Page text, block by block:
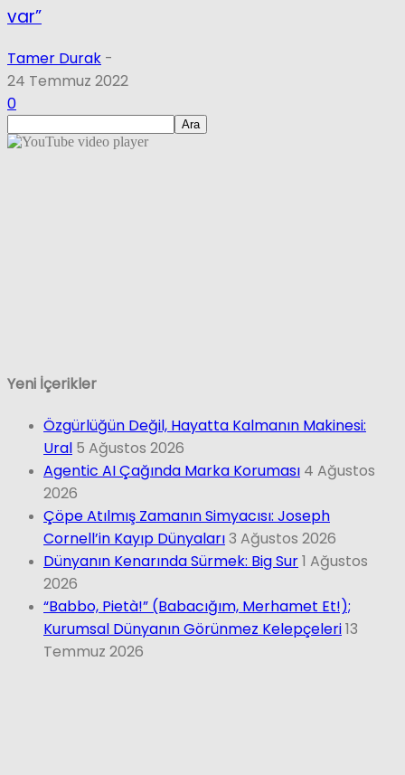
var”
Tamer Durak -
24 Temmuz 2022
0
Yeni İçerikler
Özgürlüğün Değil, Hayatta Kalmanın Makinesi:
Ural 5 Ağustos 2026
Agentic AI Çağında Marka Koruması 4 Ağustos
2026
Çöpe Atılmış Zamanın Simyacısı: Joseph
Cornell’in Kayıp Dünyaları3 Ağustos 2026
Dünyanın Kenarında Sürmek: Big Sur1 Ağustos
2026
“Babbo, Pietà!” (Babacığım, Merhamet Et!);
Kurumsal Dünyanın Görünmez Kelepçeleri13
Temmuz 2026